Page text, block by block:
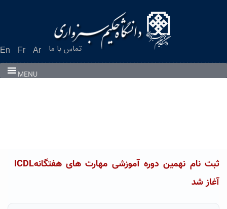
En Fr Ar تماس با ما
MENU
ثبت نام نهمین دوره آموزشی مهارت های هفتگانهICDL
آغاز شد